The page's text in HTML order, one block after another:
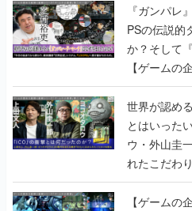
『ガンパ
PSの伝説的
か？そして
【ゲームの
世界が認め
とはいった
ウ・外山圭
れたこだわ
画書】
【ゲームの